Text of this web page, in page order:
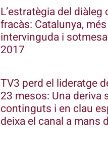
L’estratègia del
fracàs: Catalunya, més
intervinguda i
2017
TV3 perd el lideratge
23 mesos: Una deriva
continguts i en clau
deixa el canal a mans